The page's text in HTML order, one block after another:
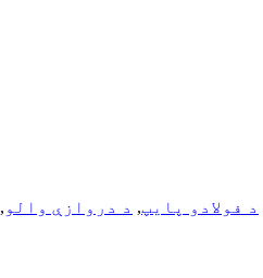
د فولادو پایپ, د دروازې والو ,